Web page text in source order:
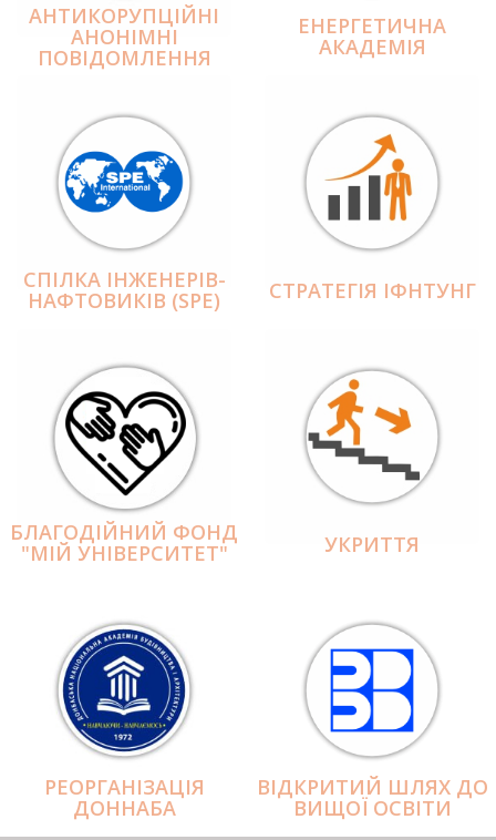
АНТИКОРУПЦІЙНІ
АНОНІМНІ
ПОВІДОМЛЕННЯ
ЕНЕРГЕТИЧНА
АКАДЕМІЯ
СПІЛКА ІНЖЕНЕРІВ-
НАФТОВИКІВ (SPE) СТРАТЕГІЯ ІФНТУНГ
БЛАГОДІЙНИЙ ФОНД
"МІЙ УНІВЕРСИТЕТ" УКРИТТЯ
РЕОРГАНІЗАЦІЯ
ДОННАБА
ВІДКРИТИЙ ШЛЯХ ДО
ВИЩОЇ ОСВІТИ